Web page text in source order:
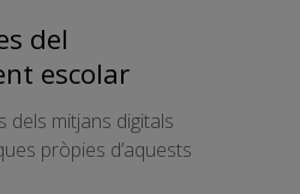
del
escolar
dels mitjans digitals
pròpies d’aquests